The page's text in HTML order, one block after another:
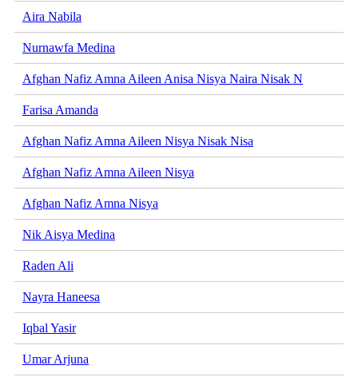
Aira Nabila
Nurnawfa Medina
Afghan Nafiz Amna Aileen Anisa Nisya Naira Nisak N
Farisa Amanda
Afghan Nafiz Amna Aileen Nisya Nisak Nisa
Afghan Nafiz Amna Aileen Nisya
Afghan Nafiz Amna Nisya
Nik Aisya Medina
Raden Ali
Nayra Haneesa
Iqbal Yasir
Umar Arjuna